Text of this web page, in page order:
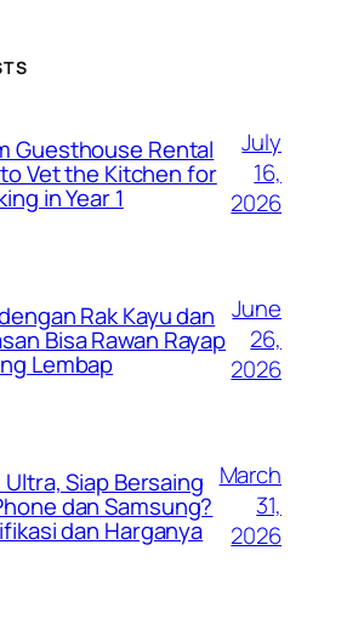
Guesthouse Rental
Vet the Kitchen for
in Year 1
July
16,
2026
Rak Kayu dan
Bisa Rawan Rayap
Lembap
June
26,
2026
Ultra, Siap Bersaing
dan Samsung?
dan Harganya
March
31,
2026